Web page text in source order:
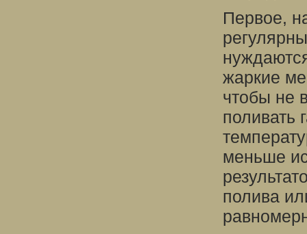
Первое,
жаркие
чтобы не
поливать
меньше
полива